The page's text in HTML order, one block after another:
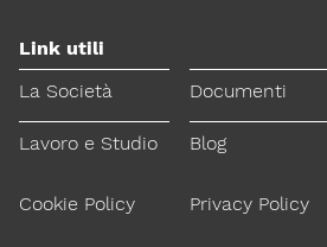
Link utili
La Società
Documenti
Lavoro e Studio Blog
Cookie Policy Privacy Policy